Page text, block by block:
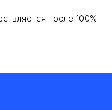
после 100%